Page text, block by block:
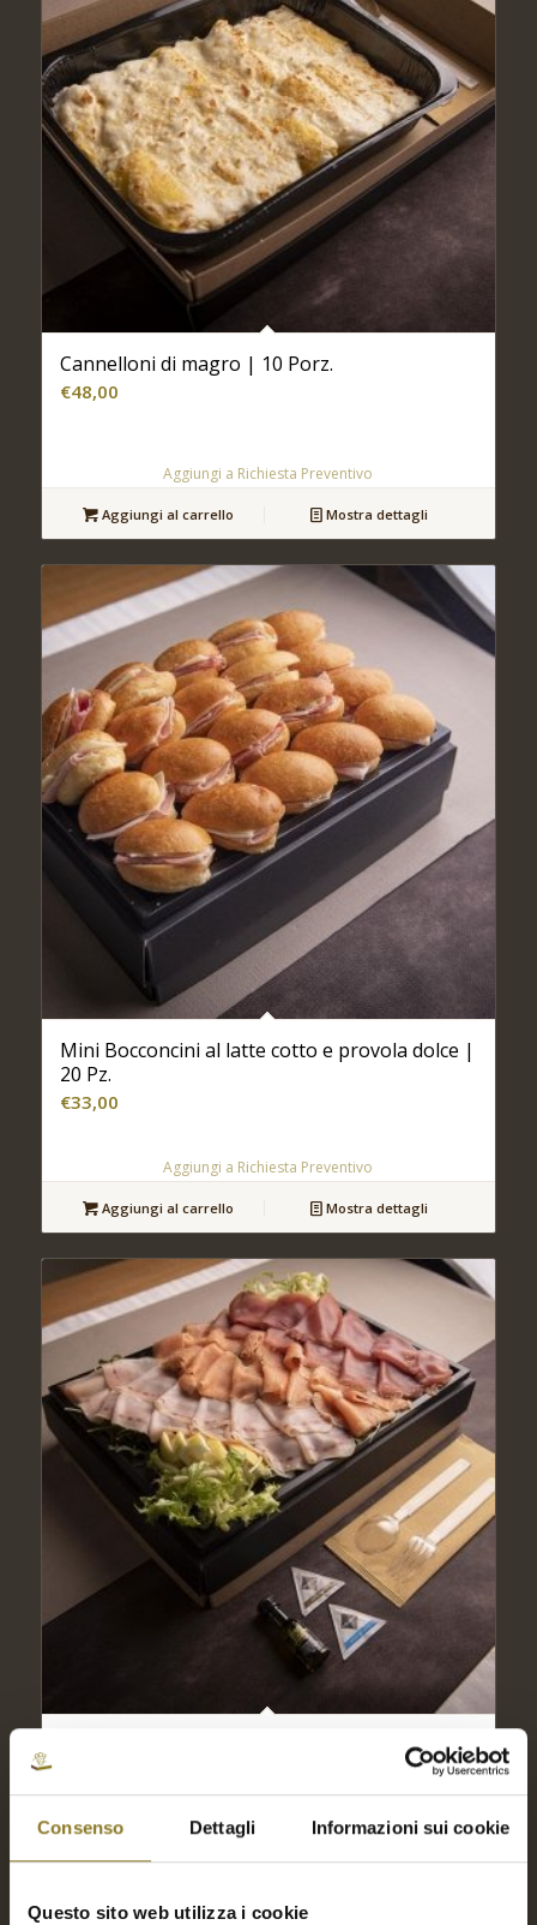
Consenso Dettagli Informazioni sui cookie
Questo sito web utilizza i cookie
Cannelloni di magro | 10 Porz.
€48,00
Aggiungi a Richiesta Preventivo
Aggiungi al carrello Mostra dettagli
Mini Bocconcini al latte cotto e provola dolce |
20 Pz.
€33,00
Aggiungi a Richiesta Preventivo
Aggiungi al carrello Mostra dettagli
Pesce delicato leggermente marinato | 10
€65,00
Aggiungi a Richiesta Preventivo
Aggiungi al carrello